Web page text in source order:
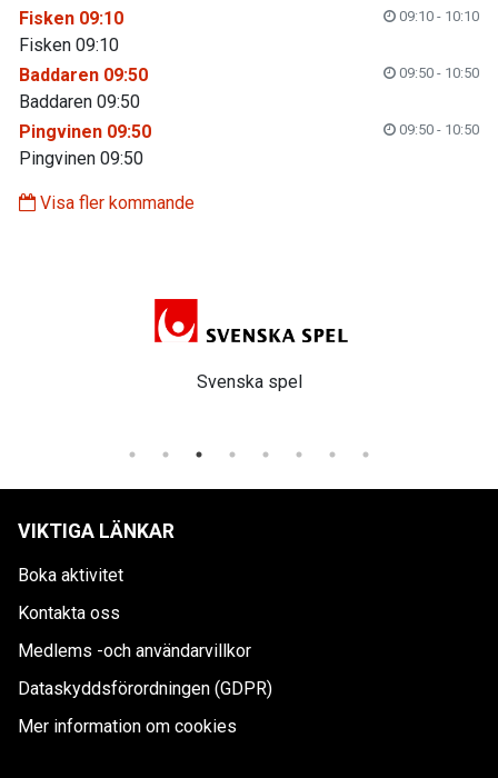
Fisken 09:10
09:10 - 10:10
Fisken 09:10
Baddaren 09:50
09:50 - 10:50
Baddaren 09:50
Pingvinen 09:50
09:50 - 10:50
Pingvinen 09:50
Visa fler kommande
Svenska spel
VIKTIGA LÄNKAR
Boka aktivitet
Kontakta oss
Medlems -och användarvillkor
Dataskyddsförordningen (GDPR)
Mer information om cookies